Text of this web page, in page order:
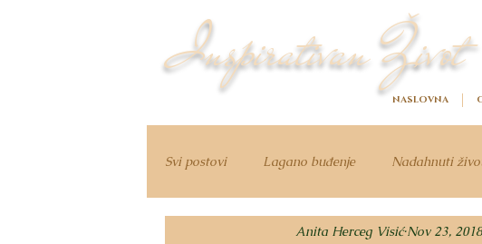
Inspirativan Život
NASLOVNA
Svi postovi Lagano buđenje Nadahnuti
Anita Herceg Visić Nov 23, 2018